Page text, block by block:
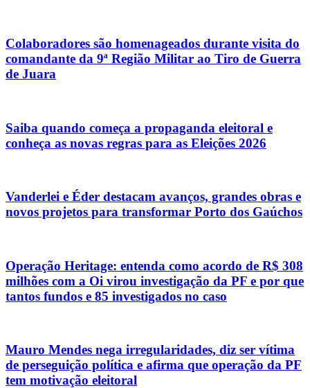
Colaboradores são homenageados durante visita do
comandante da 9ª Região Militar ao Tiro de Guerra
de Juara
Saiba quando começa a propaganda eleitoral e
conheça as novas regras para as Eleições 2026
Vanderlei e Éder destacam avanços, grandes obras e
novos projetos para transformar Porto dos Gaúchos
Operação Heritage: entenda como acordo de R$ 308
milhões com a Oi virou investigação da PF e por que
tantos fundos e 85 investigados no caso
Mauro Mendes nega irregularidades, diz ser vítima
de perseguição política e afirma que operação da PF
tem motivação eleitoral